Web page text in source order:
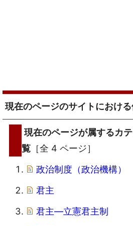
現在のページのサイトにおけ
現在のページが属するカ
覧 ［全 4 ページ］
政治制度（政治機構）
君主
君主―立憲君主制